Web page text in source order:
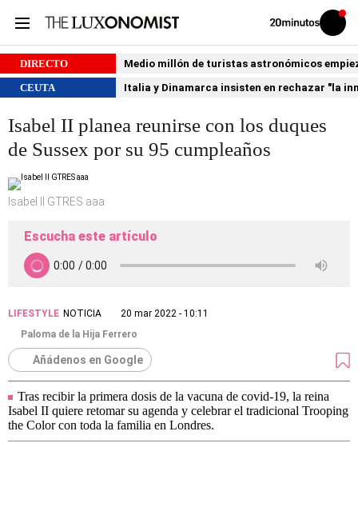
Volver
Iniciar
sesión
DIRECTO
Medio millón de turistas astronómicos
CEUTA
Italia y Dinamarca insisten en rechazar "la
Isabel II planea reunirse con los duques
de Sussex por su 95 cumpleaños
Isabel II GTRES aaa
Escucha este artículo
LIFESTYLE NOTICIA
20 mar 2022 - 10:11
Paloma de la Hija Ferrero
Añádenos en Google
Tras recibir la primera dosis de la vacuna de covid-19, la reina
Isabel II quiere retomar su agenda y celebrar el tradicional Trooping
the Color con toda la familia en Londres.